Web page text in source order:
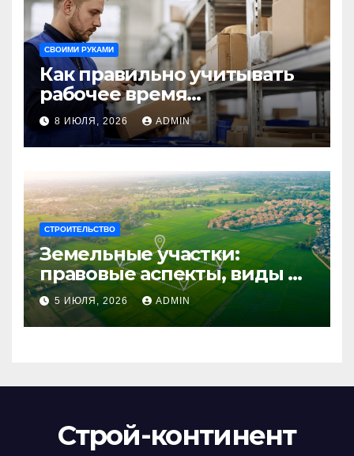
СВОИМИ РУКАМИ
Как правильно учитывать
рабочее время
сотрудников: советы для
бизнеса
8 ИЮЛЯ, 2026 ADMIN
СТРОИТЕЛЬСТВО
Земельные участки:
правовые аспекты, виды и
возможности
использования
5 ИЮЛЯ, 2026 ADMIN
Строй-континент